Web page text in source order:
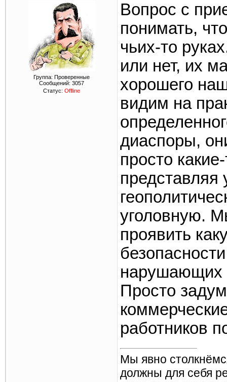
Группа: Проверенные
Сообщений: 3057
Статус: Offline
Вопрос с
понимать,
чьих-то
или нет, их
хорошего
видим на
диаспоры,
просто
представляя
уголовную.
проявить
нарушающих
Просто
работников
Мы явно
должны для себя